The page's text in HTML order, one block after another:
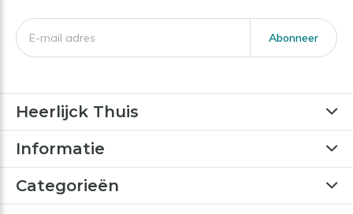
Abonneer
Heerlijck Thuis
Informatie
Categorieën